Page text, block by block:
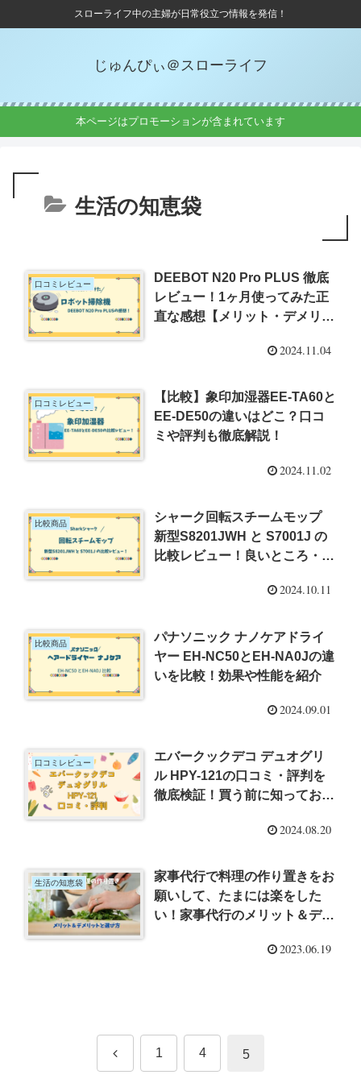
スローライフ中の主婦が日常役立つ情報を発信！
じゅんぴぃ＠スローライフ
本ページはプロモーションが含まれています
生活の知恵袋
口コミレビュー
DEEBOT N20 Pro PLUS 徹底
レビュー！1ヶ月使ってみた正
直な感想【メリット・デメリッ
2024.11.04
口コミレビュー
【比較】象印加湿器EE-TA60と
EE-DE50の違いはどこ？口コ
ミや評判も徹底解説！
2024.11.02
比較商品
シャーク回転スチームモップ
新型S8201JWH と S7001J の
比較レビュー！良いところ・悪
2024.10.11
比較商品
パナソニック ナノケアドライ
ヤー EH-NC50とEH-NA0Jの違
いを比較！効果や性能を紹介
2024.09.01
口コミレビュー
エバークックデコ デュオグリ
ル HPY-121の口コミ・評判を
徹底検証！買う前に知っておく
2024.08.20
生活の知恵袋
家事代行で料理の作り置きをお
願いして、たまには楽をした
い！家事代行のメリット＆デメ
2023.06.19
前 1 4 5